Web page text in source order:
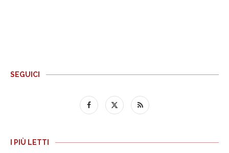
SEGUICI
I PIÙ LETTI